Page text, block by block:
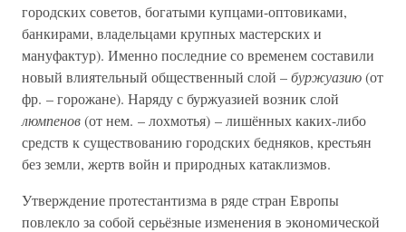
городских советов, богатыми купцами-оптовиками,
банкирами, владельцами крупных мастерских и
мануфактур). Именно последние со временем составили
новый влиятельный общественный слой –буржуазию(от
фр. – горожане). Наряду с буржуазией возник слой
люмпенов(от нем. – лохмотья) – лишённых каких-либо
средств к существованию городских бедняков, крестьян
без земли, жертв войн и природных катаклизмов.
Утверждение протестантизма в ряде стран Европы
повлекло за собой серьёзные изменения в экономической